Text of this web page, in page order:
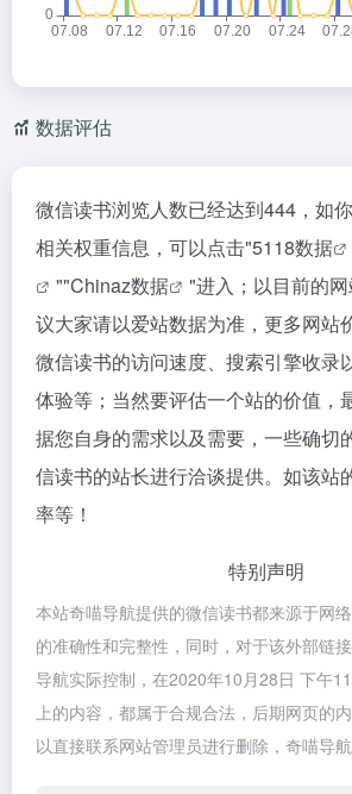
数据评估
微信读书浏览人数已经达到444，如
相关权重信息，可以点击"5118数据
""Chinaz数据
"进入；以目前的
议大家请以爱站数据为准，更多网站
微信读书的访问速度、搜索引擎收录
体验等；当然要评估一个站的价值，
据您自身的需求以及需要，一些确切
信读书的站长进行洽谈提供。如该站
率等！
特别声明
本站奇喵导航提供的微信读书都来源于网
的准确性和完整性，同时，对于该外部链
导航实际控制，在2020年10月28日 下午
上的内容，都属于合规合法，后期网页的
以直接联系网站管理员进行删除，奇喵导航